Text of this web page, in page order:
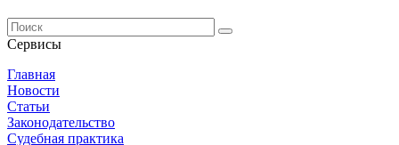
Сервисы
Главная
Новости
Cтатьи
Законодательство
Судебная практика